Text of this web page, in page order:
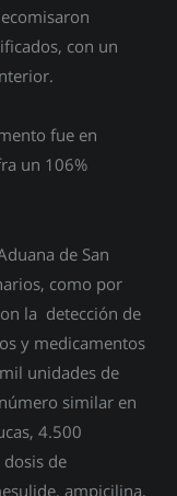
con un
fue en
un 106%
de San
como por
la detección de
y medicamentos
unidades de
similar en
4.500
de
ampicilina,